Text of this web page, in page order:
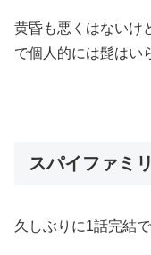
黄昏も悪くはないけ
で個人的には髭はい
スパイファミ
久しぶりに1話完結